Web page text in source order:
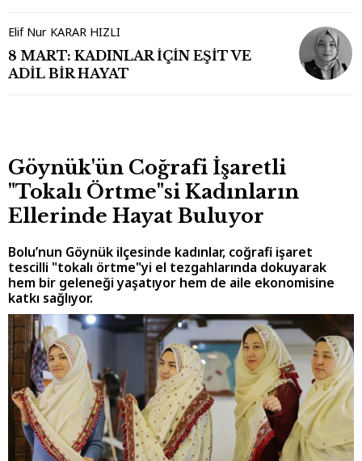
Elif Nur KARAR HIZLI
8 MART: KADINLAR İÇİN EŞİT VE
ADİL BİR HAYAT
Göynük'ün Coğrafi İşaretli
"Tokalı Örtme"si Kadınların
Ellerinde Hayat Buluyor
Bolu’nun Göynük ilçesinde kadınlar, coğrafi işaret
tescilli "tokalı örtme"yi el tezgahlarında dokuyarak
hem bir geleneği yaşatıyor hem de aile ekonomisine
katkı sağlıyor.